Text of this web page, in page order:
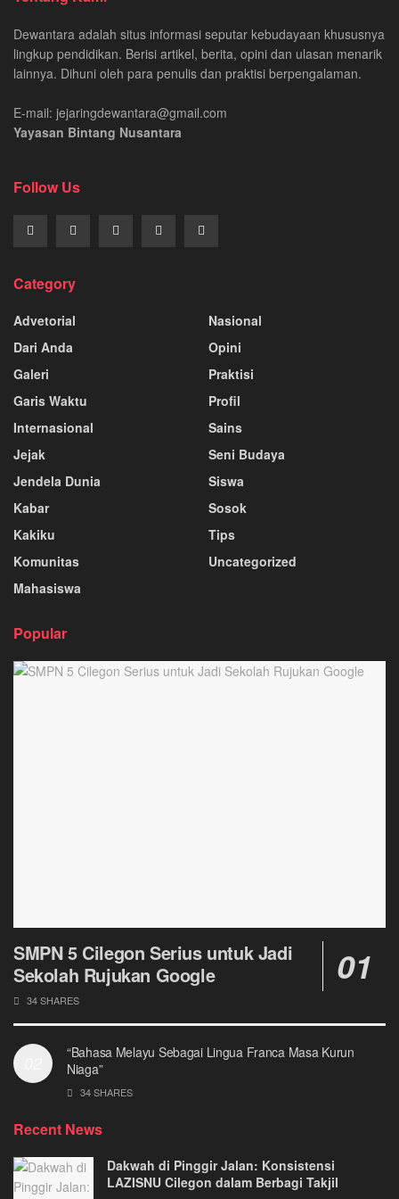
Dewantara adalah situs informasi seputar kebudayaan khususnya
lingkup pendidikan. Berisi artikel, berita, opini dan ulasan menarik
lainnya. Dihuni oleh para penulis dan praktisi berpengalaman.
E-mail: jejaringdewantara@gmail.com
Yayasan Bintang Nusantara
Follow Us
Category
Advetorial
Dari Anda
Galeri
Garis Waktu
Internasional
Jejak
Jendela Dunia
Kabar
Kakiku
Komunitas
Mahasiswa
Nasional
Opini
Praktisi
Profil
Sains
Seni Budaya
Siswa
Sosok
Tips
Uncategorized
Popular
SMPN 5 Cilegon Serius untuk Jadi
Sekolah Rujukan Google
34 SHARES
“Bahasa Melayu Sebagai Lingua Franca Masa Kurun
Niaga”
34 SHARES
Recent News
Dakwah di Pinggir Jalan: Konsistensi
LAZISNU Cilegon dalam Berbagi Takjil